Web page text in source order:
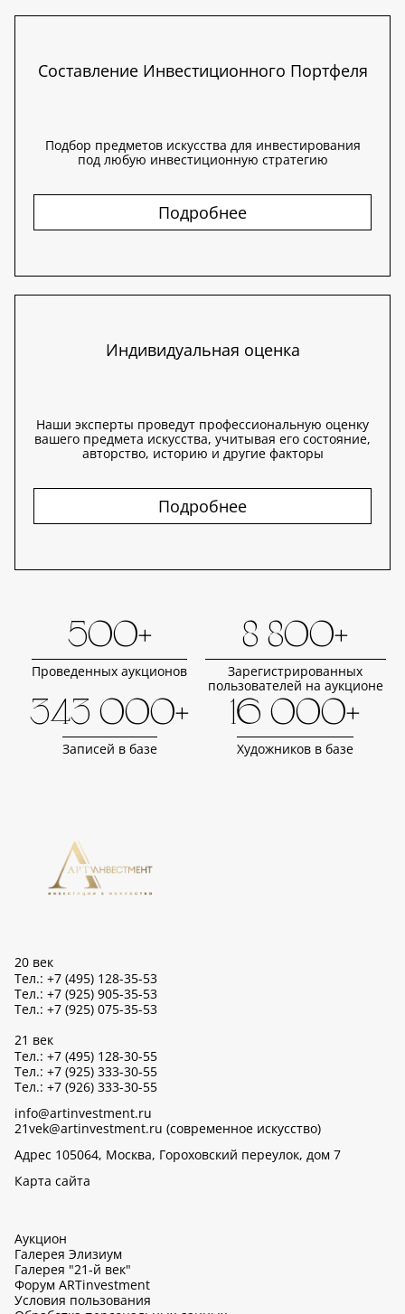
Составление Инвестиционного Портфеля
Подбор предметов искусства для инвестирования
под любую инвестиционную стратегию
Подробнее
Индивидуальная оценка
Наши эксперты проведут профессиональную оценку
вашего предмета искусства, учитывая его состояние,
авторство, историю и другие факторы
Подробнее
500+
Проведенных аукционов
8 800+
Зарегистрированных
пользователей на аукционе
343 000+
Записей в базе
16 000+
Художников в базе
20 век
Тел.: +7 (495) 128-35-53
Тел.: +7 (925) 905-35-53
Тел.: +7 (925) 075-35-53
21 век
Тел.: +7 (495) 128-30-55
Тел.: +7 (925) 333-30-55
Тел.: +7 (926) 333-30-55
info@artinvestment.ru
21vek@artinvestment.ru (современное искусство)
Адрес 105064, Москва, Гороховский переулок, дом 7
Карта сайта
Аукцион
Галерея Элизиум
Галерея "21-й век"
Форум ARTinvestment
Условия пользования